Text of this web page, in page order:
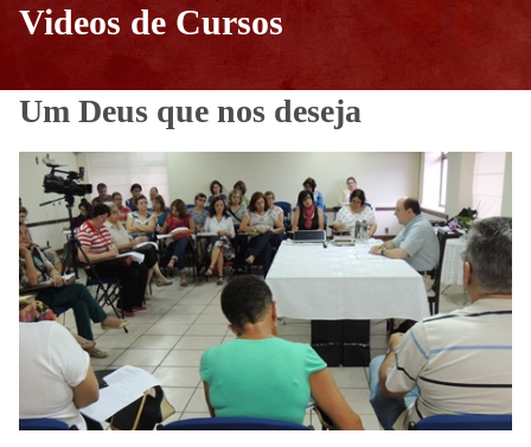
Videos de Cursos
Um Deus que nos deseja